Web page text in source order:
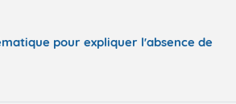
pour expliquer l'absence de